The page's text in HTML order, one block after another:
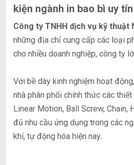
kiện ngành in bao bì uy tín
Công ty TNHH dịch vụ kỹ thuật
những địa chỉ cung cấp các loại
cho nhiều doanh nghiệp, công ty
Với bề dày kinh nghiệm hoạt
nhà phân phối chính thức các
Linear Motion, Ball Screw, Chain,
đủ nhu cầu ứng dụng trong các
khí, tự động hóa hiện nay.